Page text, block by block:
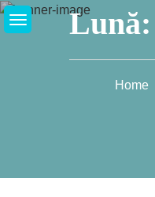
Skip
to
Lună:
Home